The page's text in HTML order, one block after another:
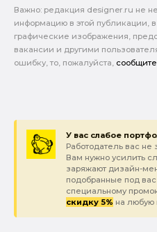
Важно: pедакция designer.ru не
информацию в этой публикации, в
графические изображения,
вакансии и другими
ошибку, то, пожалуйста,
У вас слабое
Работодатель вас
Вам нужно усилить
заряжают дизайн-
подобранные под
специальному
скидку 5% на любую